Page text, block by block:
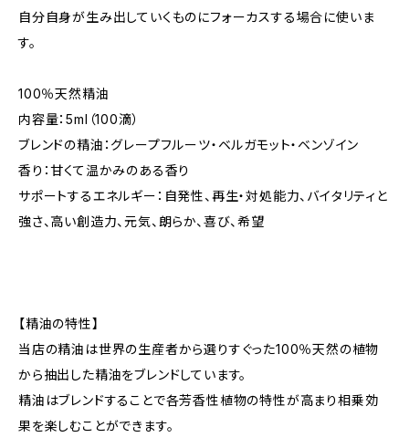
自分自身が生み出していくものにフォーカスする場合に使いま
す。
100％天然精油
内容量：5ml（100滴）
ブレンドの精油：グレープフルーツ・ベルガモット・ベンゾイン
香り：甘くて温かみのある香り
サポートするエネルギー：自発性、再生・対処能力、バイタリティと
強さ、高い創造力、元気、朗らか、喜び、希望
【精油の特性】
当店の精油は世界の生産者から選りすぐった100％天然の植物
から抽出した精油をブレンドしています。
精油はブレンドすることで各芳香性植物の特性が高まり相乗効
果を楽しむことができます。